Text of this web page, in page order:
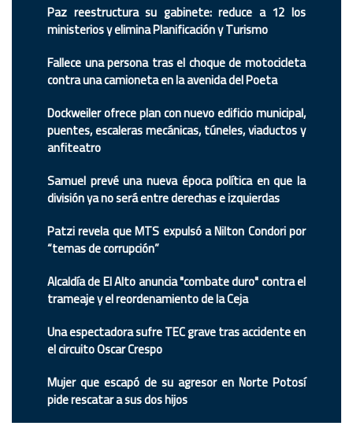
Paz reestructura su gabinete: reduce a 12 los
ministerios y elimina Planificación y Turismo
Fallece una persona tras el choque de motocicleta
contra una camioneta en la avenida del Poeta
Dockweiler ofrece plan con nuevo edificio municipal,
puentes, escaleras mecánicas, túneles, viaductos y
anfiteatro
Samuel prevé una nueva época política en que la
división ya no será entre derechas e izquierdas
Patzi revela que MTS expulsó a Nilton Condori por
“temas de corrupción”
Alcaldía de El Alto anuncia "combate duro" contra el
trameaje y el reordenamiento de la Ceja
Una espectadora sufre TEC grave tras accidente en
el circuito Oscar Crespo
Mujer que escapó de su agresor en Norte Potosí
pide rescatar a sus dos hijos